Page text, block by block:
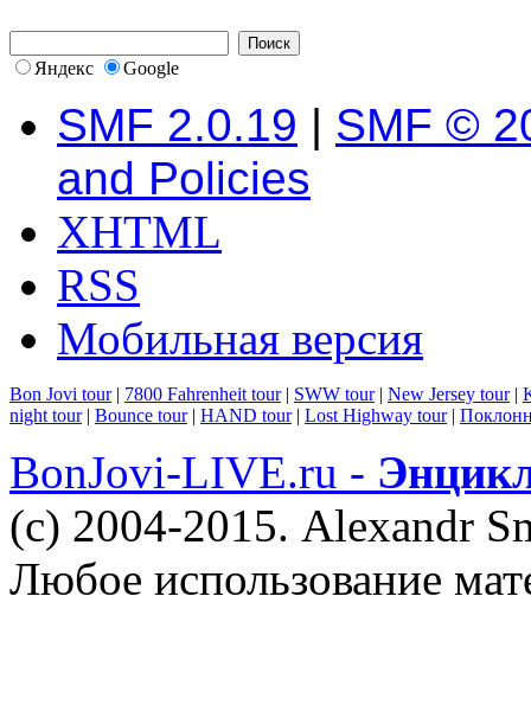
Яндекс Google
SMF 2.0.19 | SMF ©
and Policies
XHTML
RSS
Мобильная версия
Bon Jovi tour| 7800 Fahrenheit tour| SWW tour| New Jersey tour|
night tour| Bounce tour| HAND tour| Lost Highway tour|
BonJovi-LIVE.ru -
(c) 2004-2015. Alexandr
Любое использование